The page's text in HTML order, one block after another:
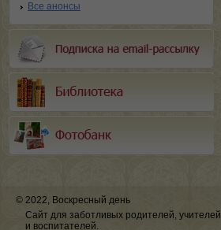
Все анонсы
© 2022, Воскресный день
Сайт для заботливых родителей, учителей
и воспитателей.